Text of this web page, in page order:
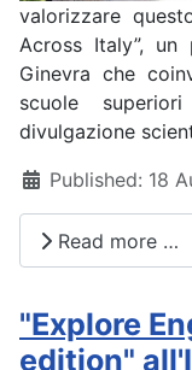
valorizzare
Across Italy”, un
Ginevra che
scuole
divulgazione
DetailsPublished: 18
Read more …
"Explore
edition"